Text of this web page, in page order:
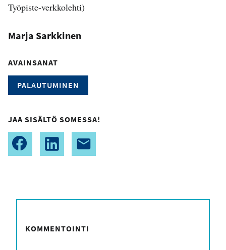
Työpiste-verkkolehti)
Marja Sarkkinen
AVAINSANAT
PALAUTUMINEN
JAA SISÄLTÖ SOMESSA!
KOMMENTOINTI